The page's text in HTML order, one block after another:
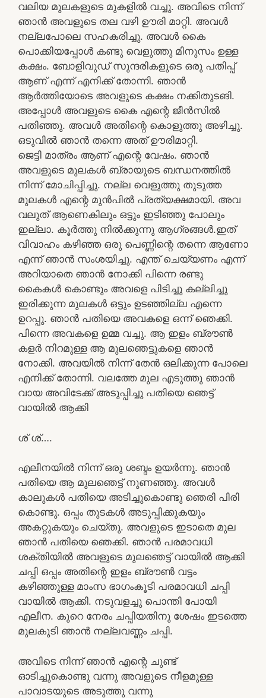
വലിയ മുലകളുടെ മുകളിൽ വച്ചു. അവിടെ നിന്ന്
ഞാൻ അവളുടെ തല വഴി ഊരി മാറ്റി. അവൾ
നല്ലപോലെ സഹകരിച്ചു. അവൾ കൈ
പൊക്കിയപ്പോൾ കണ്ടു വെളുത്തു മിനുസം ഉള്ള
കക്ഷം. ബോളിവുഡ് സുന്ദരികളുടെ ഒരു പതിപ്പ്
ആണ് എന്ന് എനിക്ക് തോന്നി. ഞാൻ
ആർത്തിയോടെ അവളുടെ കക്ഷം നക്കിതുടങി.
അപ്പോൾ അവളുടെ കൈ എന്റെ ജീൻസിൽ
പതിഞ്ഞു. അവൾ അതിന്റെ കൊളുത്തു അഴിച്ചു.
ഒടുവിൽ ഞാൻ തന്നെ അത് ഊരിമാറ്റി.
ജെട്ടി മാത്രം ആണ് എന്റെ വേഷം. ഞാൻ
അവളുടെ മുലകൾ ബ്രായുടെ ബന്ധനത്തിൽ
നിന്ന് മോചിപ്പിച്ചു. നല്ല വെളുത്തു തുടുത്ത
മുലകൾ എന്റെ മുൻപിൽ പ്രത്യക്ഷമായി. അവ
വലുത് ആണെകിലും ഒട്ടും ഇടിഞ്ഞു പോലും
ഇല്ലാ. കൂർത്തു നിൽക്കുന്നു ആഗ്രങ്ങൾ.ഇത്
വിവാഹം കഴിഞ്ഞ ഒരു പെണ്ണിന്റെ തന്നെ ആണോ
എന്ന് ഞാൻ സംശയിച്ചു. എന്ത് ചെയ്യണം എന്ന്
അറിയാതെ ഞാൻ നോക്കി പിന്നെ രണ്ടു
കൈകൾ കൊണ്ടും അവളെ പിടിച്ചു കല്ലിച്ചു
ഇരിക്കുന്ന മുലകൾ ഒട്ടും ഉടഞ്ഞില്ല എന്നെ
ഉറപ്പു. ഞാൻ പതിയെ അവകളെ ഒന്ന് ഞെക്കി.
പിന്നെ അവകളെ ഉമ്മ വച്ചു. ആ ഇളം ബ്രൗൺ
കളർ നിറമുള്ള ആ മുലഞെട്ടുകളെ ഞാൻ
നോക്കി. അവയിൽ നിന്ന് തേൻ ഒലിക്കുന്ന പോലെ
എനിക്ക് തോന്നി. വലത്തേ മുല എടുത്തു ഞാൻ
വായ അവിടേക്ക് അടുപ്പിച്ചു പതിയെ ഞെട്ട്
വായിൽ ആക്കി
ശ് ശ്….
എലീനയിൽ നിന്ന് ഒരു ശബ്ദം ഉയർന്നു. ഞാൻ
പതിയെ ആ മുലഞെട്ട് നുണഞ്ഞു. അവൾ
കാലുകൾ പതിയെ അടിച്ചുകൊണ്ടു ഞെരി പിരി
കൊണ്ടു. ഒപ്പം തുടകൾ അടുപ്പിക്കുകയും
അകറ്റുകയും ചെയ്‌തു. അവളുടെ ഇടാതെ മുല
ഞാൻ പതിയെ ഞെക്കി. ഞാൻ പരമാവധി
ശക്തിയിൽ അവളുടെ മുലഞെട്ട് വായിൽ ആക്കി
ചപ്പി ഒപ്പം അതിന്റെ ഇളം ബ്രൗൺ വട്ടം
കഴിഞ്ഞുള്ള മാംസ ഭാഗംകൂടി പരമാവധി ചപ്പി
വായിൽ ആക്കി. നടുവളച്ചു പൊന്തി പോയി
എലീന. കുറെ നേരം ചപ്പിയതിനു ശേഷം ഇടത്തെ
മുലകൂടി ഞാൻ നല്ലവണ്ണം ചപ്പി.
അവിടെ നിന്ന് ഞാൻ എന്റെ ചുണ്ട്
ഓടിച്ചുകൊണ്ടു വന്നു അവളുടെ നീളമുള്ള
പാവാടയുടെ അടുത്തു വന്നു